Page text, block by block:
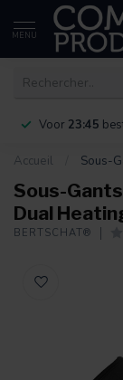
MENU
Voor 23:45
Accueil Sous-
Sous-
Dual
BERTSCHAT®